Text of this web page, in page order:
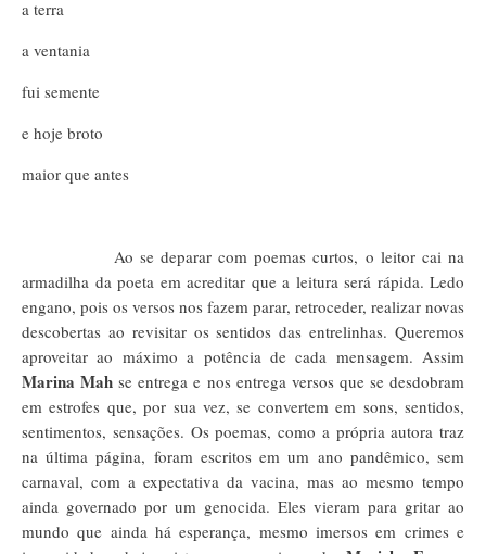
a terra
a ventania
fui semente
e hoje broto
maior que antes
Ao se deparar com poemas curtos, o leitor cai na
armadilha da poeta em acreditar que a leitura será rápida. Ledo
engano, pois os versos nos fazem parar, retroceder, realizar novas
descobertas ao revisitar os sentidos das entrelinhas. Queremos
aproveitar ao máximo a potência de cada mensagem. Assim
Marina Mah se entrega e nos entrega versos que se desdobram
em estrofes que, por sua vez, se convertem em sons, sentidos,
sentimentos, sensações. Os poemas, como a própria autora traz
na última página, foram escritos em um ano pandêmico, sem
carnaval, com a expectativa da vacina, mas ao mesmo tempo
ainda governado por um genocida. Eles vieram para gritar ao
mundo que ainda há esperança, mesmo imersos em crimes e